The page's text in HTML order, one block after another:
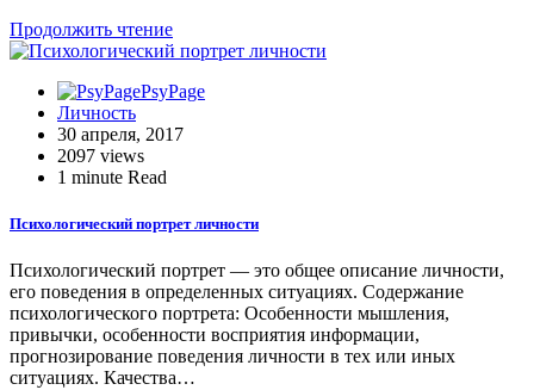
Продолжить чтение
PsyPage
Личность
30 апреля, 2017
2097 views
1 minute Read
Психологический портрет личности
Психологический портрет — это общее описание личности,
его поведения в определенных ситуациях. Содержание
психологического портрета: Особенности мышления,
привычки, особенности восприятия информации,
прогнозирование поведения личности в тех или иных
ситуациях. Качества…